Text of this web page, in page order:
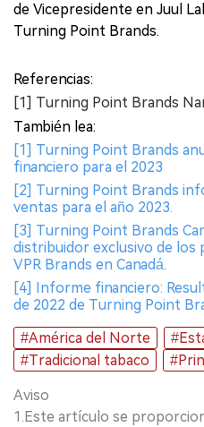
de Vicepresidente en Juul
Turning Point Brands.
Referencias:
[1] Turning Point Brands
También lea:
[1] Turning Point Brands
financiero para el 2023
[2] Turning Point Brands
ventas para el año 2023.
[3] Turning Point Brands
distribuidor exclusivo de
VPR Brands en Canadá.
[4] Informe financiero:
de 2022 de Turning Point
#América del Norte
#Tradicional tabaco
Aviso
1.Este artículo se